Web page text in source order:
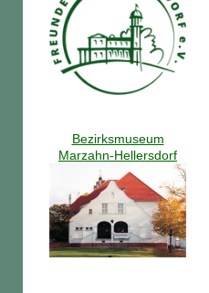
Bezirksmuseum
Marzahn-Hellersdorf